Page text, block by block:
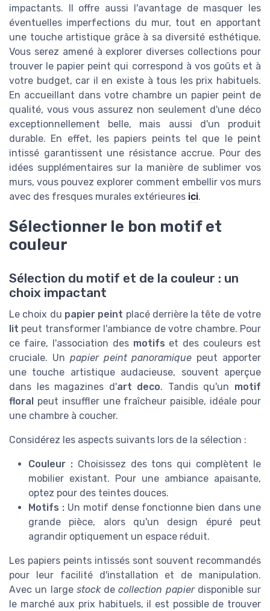
impactants. Il offre aussi l'avantage de masquer les
éventuelles imperfections du mur, tout en apportant
une touche artistique grâce à sa diversité esthétique.
Vous serez amené à explorer diverses collections pour
trouver le papier peint qui correspond à vos goûts et à
votre budget, car il en existe à tous les prix habituels.
En accueillant dans votre chambre un papier peint de
qualité, vous vous assurez non seulement d'une déco
exceptionnellement belle, mais aussi d'un produit
durable. En effet, les papiers peints tel que le peint
intissé garantissent une résistance accrue. Pour des
idées supplémentaires sur la manière de sublimer vos
murs, vous pouvez explorer comment embellir vos murs
avec des fresques murales extérieures ici.
Sélectionner le bon motif et
couleur
Sélection du motif et de la couleur : un
choix impactant
Le choix du papier peint placé derrière la tête de votre
lit peut transformer l'ambiance de votre chambre. Pour
ce faire, l'association des motifs et des couleurs est
cruciale. Un papier peint panoramique peut apporter
une touche artistique audacieuse, souvent aperçue
dans les magazines d'art deco. Tandis qu'un motif
floral
peut insuffler une fraîcheur paisible, idéale pour
une chambre à coucher.
Considérez les aspects suivants lors de la sélection :
Couleur : Choisissez des tons qui complètent le
mobilier existant. Pour une ambiance apaisante,
optez pour des teintes douces.
Motifs : Un motif dense fonctionne bien dans une
grande pièce, alors qu'un design épuré peut
agrandir optiquement un espace réduit.
Les papiers peints intissés sont souvent recommandés
pour leur facilité d'installation et de manipulation.
Avec un large stockdecollection papierdisponible sur
le marché aux prix habituels, il est possible de trouver